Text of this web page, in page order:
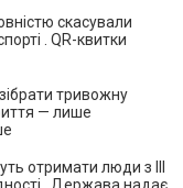
скасували
. QR-квитки
тривожну
— лише
отримати люди з III